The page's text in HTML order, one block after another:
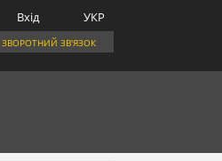
УКР
Вхід
ЗВОРОТНИЙ ЗВ'ЯЗОК